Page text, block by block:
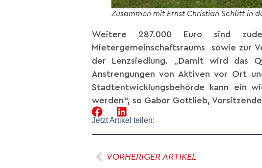
Zusammen mit Ernst Christian Schütt in
Weitere 287.000 Euro sind
Mietergemeinschaftsraums sowie zur
der Lenzsiedlung. „Damit wird das
Anstrengungen von Aktiven vor Ort
Stadtentwicklungsbehörde kann ein
werden“, so Gabor Gottlieb,
Jetzt Artikel teilen:
VORHERIGER ARTIKEL